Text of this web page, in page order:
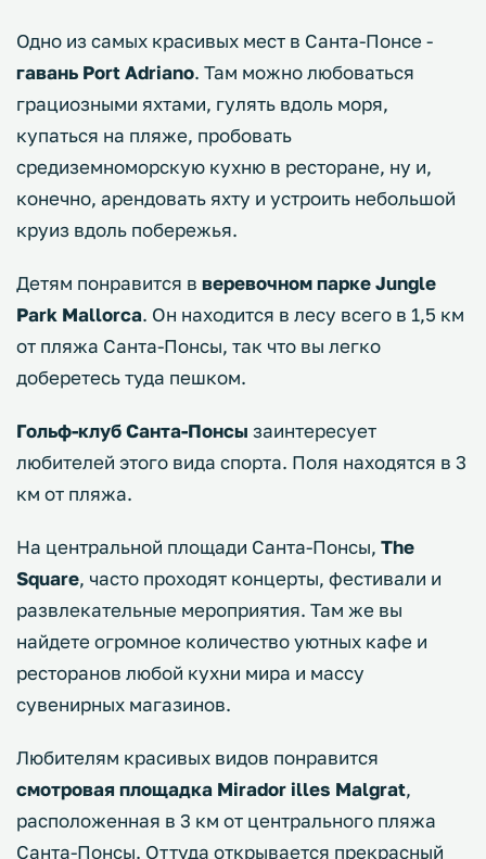
Одно из самых красивых мест в Санта-Понсе -
гавань Port Adriano. Там можно любоваться
грациозными яхтами, гулять вдоль моря,
купаться на пляже, пробовать
средиземноморскую кухню в ресторане, ну и,
конечно, арендовать яхту и устроить небольшой
круиз вдоль побережья.
Детям понравится в веревочном парке Jungle
Park Mallorca. Он находится в лесу всего в 1,5 км
от пляжа Санта-Понсы, так что вы легко
доберетесь туда пешком.
Гольф-клуб Санта-Понсы заинтересует
любителей этого вида спорта. Поля находятся в 3
км от пляжа.
На центральной площади Санта-Понсы, The
Square, часто проходят концерты, фестивали и
развлекательные мероприятия. Там же вы
найдете огромное количество уютных кафе и
ресторанов любой кухни мира и массу
сувенирных магазинов.
Любителям красивых видов понравится
смотровая площадка Mirador illes Malgrat,
расположенная в 3 км от центрального пляжа
Санта-Понсы. Оттуда открывается прекрасный